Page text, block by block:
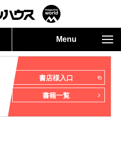
Menu
書店様入口
書籍一覧